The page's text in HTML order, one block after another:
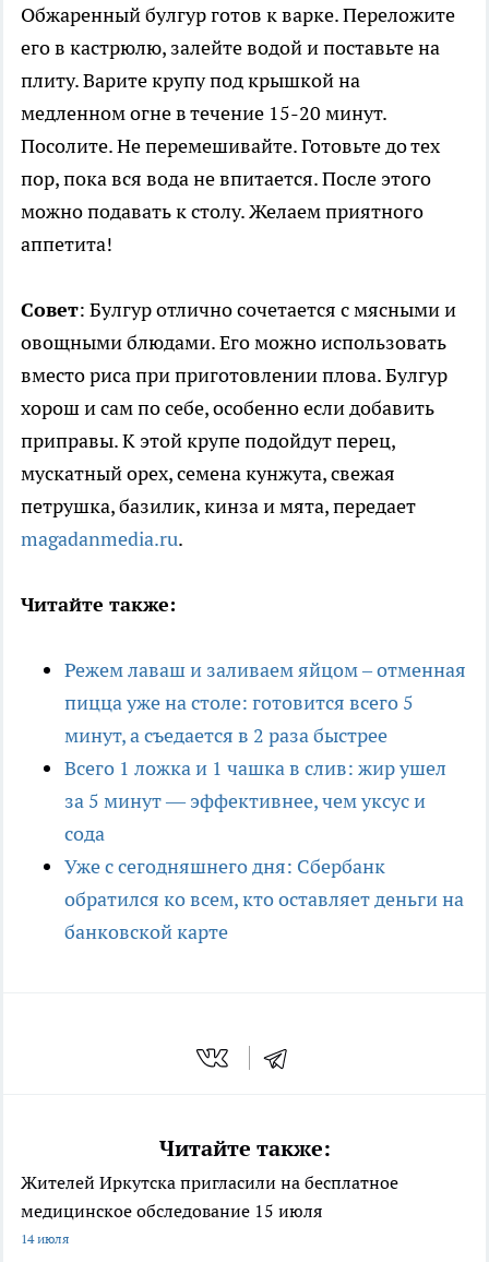
Обжаренный булгур готов к варке. Переложите
его в кастрюлю, залейте водой и поставьте на
плиту. Варите крупу под крышкой на
медленном огне в течение 15-20 минут.
Посолите. Не перемешивайте. Готовьте до тех
пор, пока вся вода не впитается. После этого
можно подавать к столу. Желаем приятного
аппетита!
Совет: Булгур отлично сочетается с мясными и
овощными блюдами. Его можно использовать
вместо риса при приготовлении плова. Булгур
хорош и сам по себе, особенно если добавить
приправы. К этой крупе подойдут перец,
мускатный орех, семена кунжута, свежая
петрушка, базилик, кинза и мята, передает
magadanmedia.ru.
Читайте также:
Режем лаваш и заливаем яйцом – отменная
пицца уже на столе: готовится всего 5
минут, а съедается в 2 раза быстрее
Всего 1 ложка и 1 чашка в слив: жир ушел
за 5 минут — эффективнее, чем уксус и
сода
Уже с сегодняшнего дня: Сбербанк
обратился ко всем, кто оставляет деньги на
банковской карте
Читайте также:
Жителей Иркутска пригласили на бесплатное
медицинское обследование 15 июля
14 июля